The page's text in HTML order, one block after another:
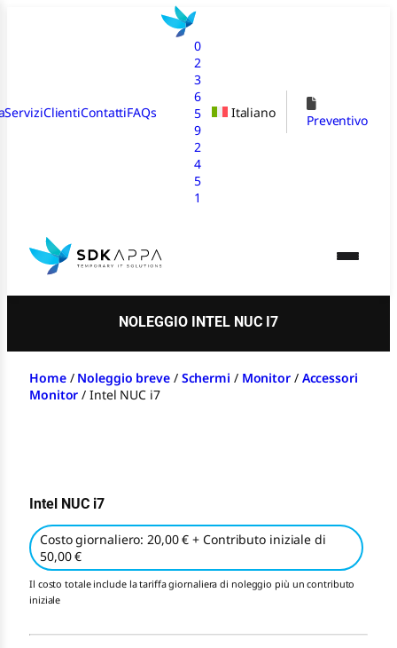
ServiziClientiContattiFAQs
0
2
3
6
5
9
2
4
5
1
Italiano Preventivo
NOLEGGIO INTEL NUC I7
Home/ Noleggio breve/ Schermi / Monitor/ Accessori
Monitor /Intel NUC i7
Intel NUC i7
Costo giornaliero: 20,00 € + Contributo iniziale di
50,00 €
Il costo totale include la tariffa giornaliera di noleggio più un contributo
iniziale